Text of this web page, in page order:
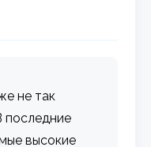
не так
последние
высокие